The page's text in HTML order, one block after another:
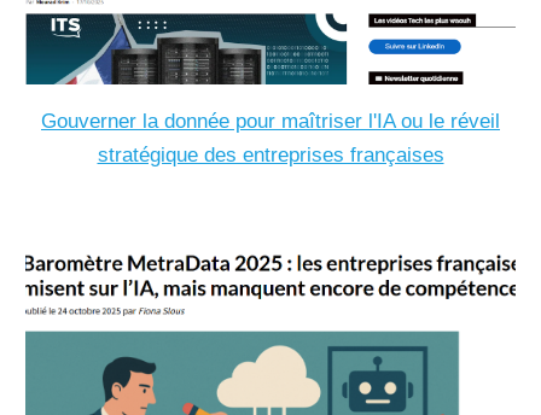
Gouverner la donnée pour maîtriser l'IA ou le réveil
stratégique des entreprises françaises